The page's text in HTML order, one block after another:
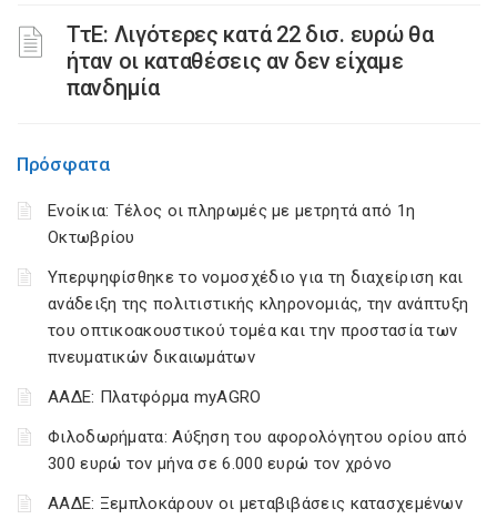
ΤτΕ: Λιγότερες κατά 22 δισ. ευρώ θα
ήταν οι καταθέσεις αν δεν είχαμε
πανδημία
Πρόσφατα
Ενοίκια: Τέλος οι πληρωμές με μετρητά από 1η
Οκτωβρίου
Υπερψηφίσθηκε το νομοσχέδιο για τη διαχείριση και
ανάδειξη της πολιτιστικής κληρονομιάς, την ανάπτυξη
του οπτικοακουστικού τομέα και την προστασία των
πνευματικών δικαιωμάτων
ΑΑΔΕ: Πλατφόρμα myAGRO
Φιλοδωρήματα: Αύξηση του αφορολόγητου ορίου από
300 ευρώ τον μήνα σε 6.000 ευρώ τον χρόνο
ΑΑΔΕ: Ξεμπλοκάρουν οι μεταβιβάσεις κατασχεμένων